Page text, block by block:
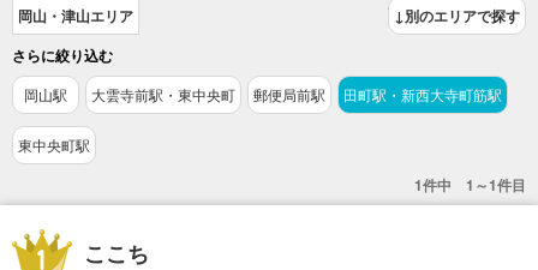
↓別のエリアで探す
岡山・津山エリア
さらに絞り込む
岡山駅 大雲寺前駅・東中央町 郵便局前駅 田町駅・新西大寺町筋駅
東中央町駅
1件中 1～1件目
ここち